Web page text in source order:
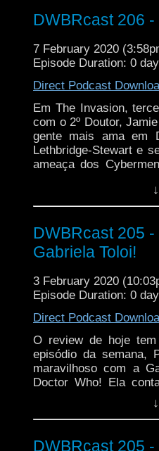
DWBRcast 206
7 February 2020
Episode Duration: 0
Direct Podcast
Em The Invasion,
com o 2º Doutor,
gente mais ama em
Lethbridge-Stewart e
ameaça dos
DWBRcast 205
Gabriela Toloi!
3 February 2020
Episode Duration: 0
Direct Podcast
O review de hoje
episódio da semana,
maravilhoso com a
Doctor Who! Ela
como foi conhecer
DWBRcast 205